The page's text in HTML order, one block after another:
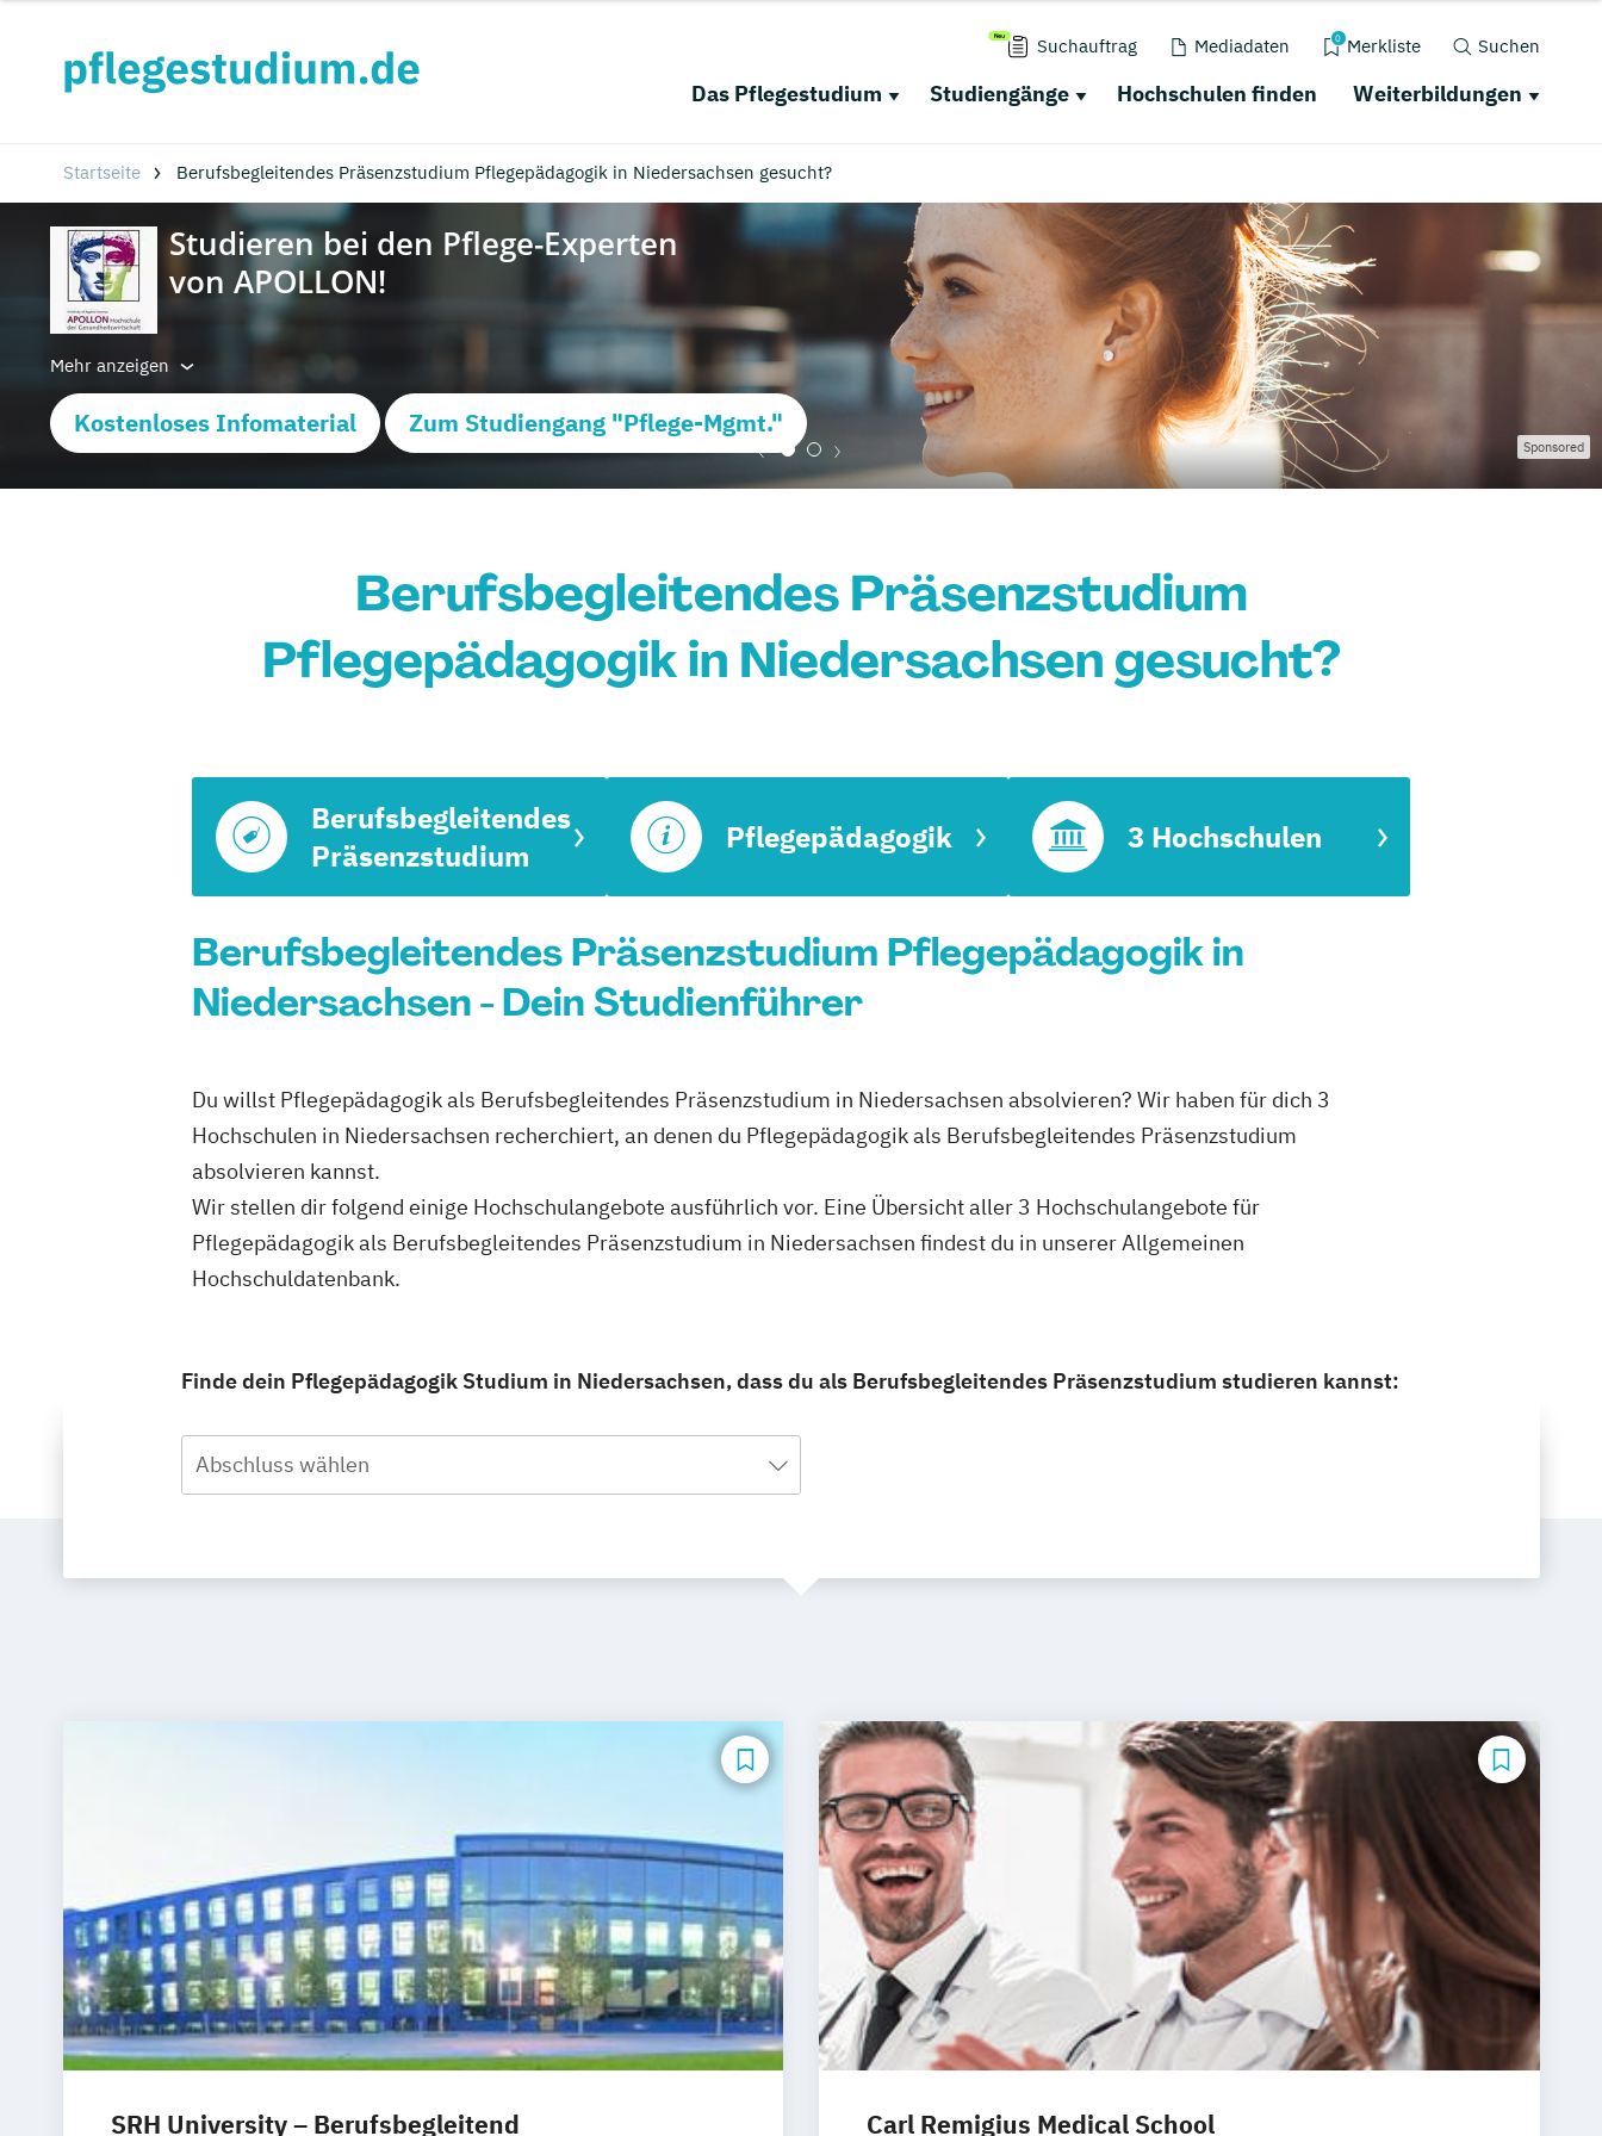
Suchauftrag Mediadaten 0 Merkliste Suchen
Das Pflegestudium Studiengänge Hochschulen finden Weiterbildungen
Startseite Berufsbegleitendes Präsenzstudium Pflegepädagogik in Niedersachsen gesucht?
Mehr anzeigen
Kostenloses Infomaterial Zum Studiengang "Pflege-Mgmt."
Sponsored
Berufsbegleitendes Präsenzstudium
Pflegepädagogik in Niedersachsen gesucht?
Berufsbegleitendes
Präsenzstudium
Pflegepädagogik 3 Hochschulen
Berufsbegleitendes Präsenzstudium Pflegepädagogik in
Niedersachsen - Dein Studienführer
Du willst Pflegepädagogik als Berufsbegleitendes Präsenzstudium in Niedersachsen absolvieren? Wir haben für dich 3
Hochschulen in Niedersachsen recherchiert, an denen du Pflegepädagogik als Berufsbegleitendes Präsenzstudium
absolvieren kannst.
Wir stellen dir folgend einige Hochschulangebote ausführlich vor. Eine Übersicht aller 3 Hochschulangebote für
Pflegepädagogik als Berufsbegleitendes Präsenzstudium in Niedersachsen findest du in unserer Allgemeinen
Hochschuldatenbank.
Finde dein Pflegepädagogik Studium in Niedersachsen, dass du als Berufsbegleitendes Präsenzstudium studieren kannst:
Abschluss wählen
SRH University – Berufsbegleitend Carl Remigius Medical School